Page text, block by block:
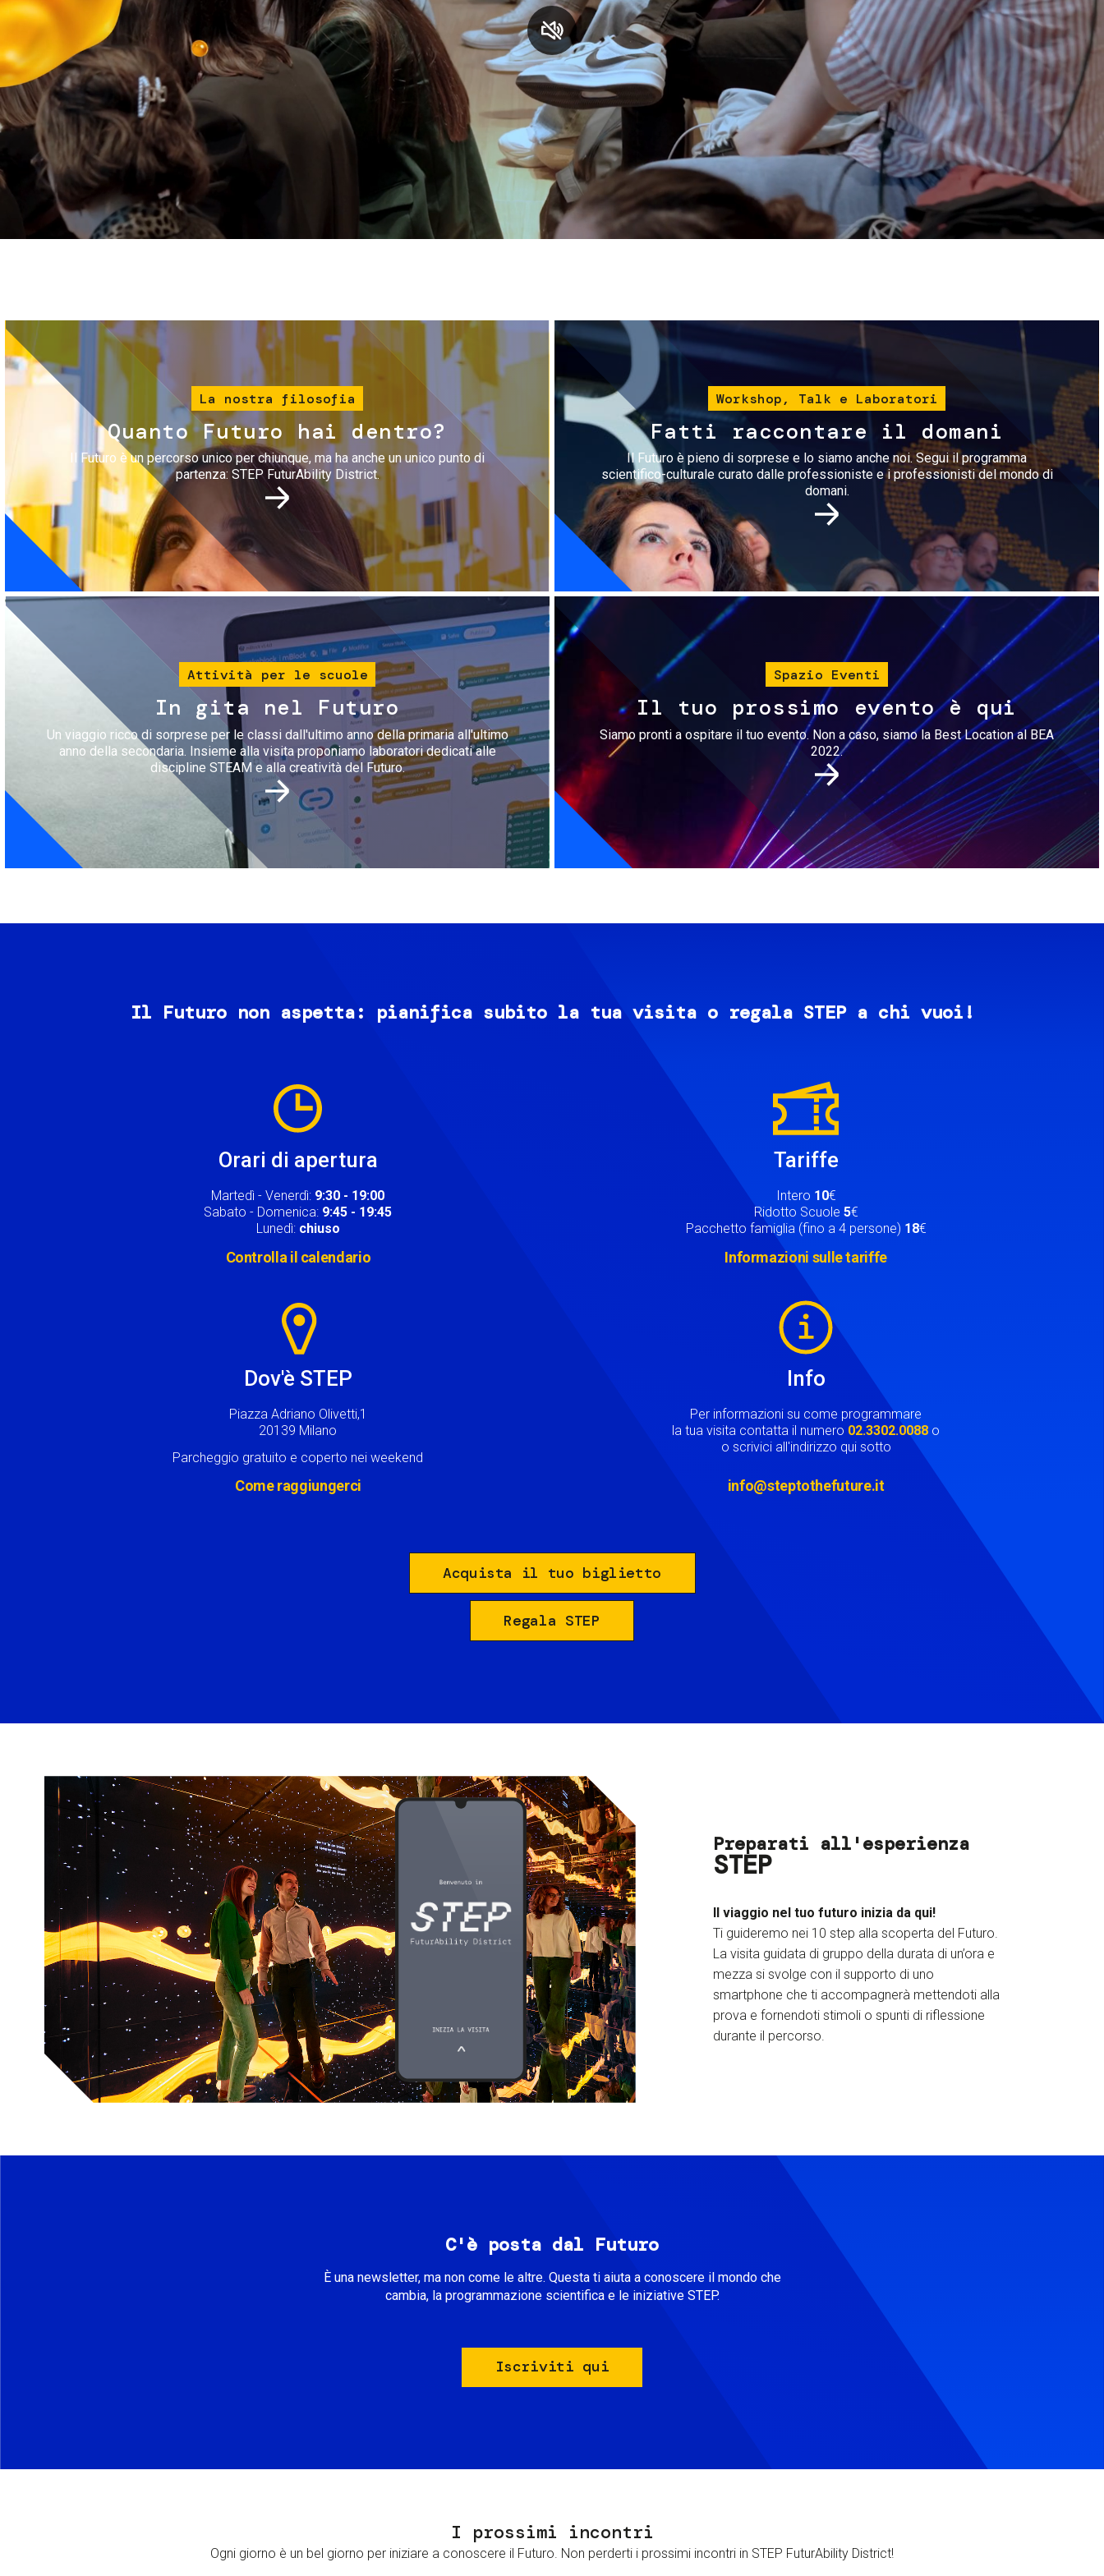
Servizi e accessibilità
Contatti
Biglietti
Immagine
La nostra filosofia
Quanto Futuro hai dentro?
Il Futuro è un percorso unico per chiunque, ma ha anche un unico punto di
partenza: STEP FuturAbility District.
Immagine
Workshop, Talk e Laboratori
Fatti raccontare il domani
Il Futuro è pieno di sorprese e lo siamo anche noi. Segui il programma
scientifico-culturale curato dalle professioniste e i professionisti del mondo di
domani.
Immagine
Attività per le scuole
In gita nel Futuro
Un viaggio ricco di sorprese per le classi dall'ultimo anno della primaria all'ultimo
anno della secondaria. Insieme alla visita proponiamo laboratori dedicati alle
discipline STEAM e alla creatività del Futuro.
Immagine
Spazio Eventi
Il tuo prossimo evento è qui
Siamo pronti a ospitare il tuo evento. Non a caso, siamo la Best Location al BEA
2022.
Il Futuro non aspetta: pianifica subito la tua visita o regala STEP a chi vuoi!
Orari di apertura
Martedì - Venerdì: 9:30 - 19:00
Sabato - Domenica: 9:45 - 19:45
Lunedì: chiuso
Controlla il calendario
Tariffe
Intero 10€
Ridotto Scuole 5€
Pacchetto famiglia (fino a 4 persone) 18€
Informazioni sulle tariffe
Dov'è STEP
Piazza Adriano Olivetti,1
20139 Milano
Parcheggio gratuito e coperto nei weekend
Come raggiungerci
Info
Per informazioni su come programmare
la tua visita contatta il numero 02.3302.0088 o
o scrivici all'indirizzo qui sotto
info@steptothefuture.it
Acquista il tuo biglietto
Regala STEP
Preparati all'esperienza
STEP
Il viaggio nel tuo futuro inizia da qui!
Ti guideremo nei 10 step alla scoperta del Futuro.
La visita guidata di gruppo della durata di un’ora e
mezza si svolge con il supporto di uno
smartphone che ti accompagnerà mettendoti alla
prova e fornendoti stimoli o spunti di riflessione
durante il percorso.
C'è posta dal Futuro
È una newsletter, ma non come le altre. Questa ti aiuta a conoscere il mondo che
cambia, la programmazione scientifica e le iniziative STEP.
Iscriviti qui
I prossimi incontri
Ogni giorno è un bel giorno per iniziare a conoscere il Futuro. Non perderti i prossimi incontri in STEP FuturAbility District!